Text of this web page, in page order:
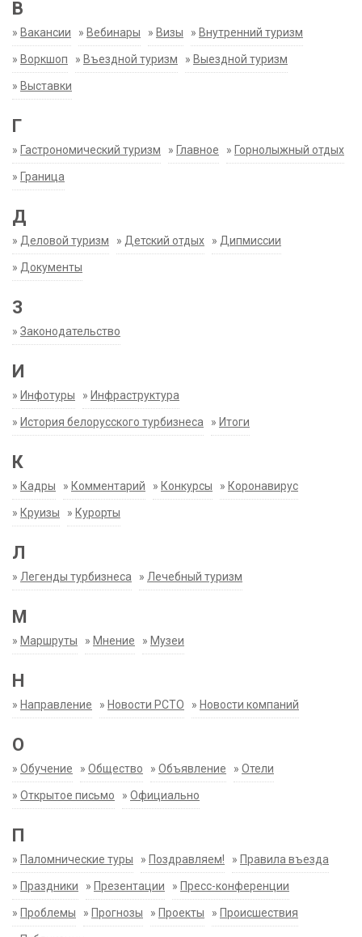
В
» Вакансии » Вебинары » Визы » Внутренний туризм
» Воркшоп » Въездной туризм » Выездной туризм
» Выставки
Г
» Гастрономический туризм » Главное » Горнолыжный отдых
» Граница
Д
» Деловой туризм » Детский отдых » Дипмиссии
» Документы
З
» Законодательство
И
» Инфотуры » Инфраструктура
» История белорусского турбизнеса » Итоги
К
» Кадры » Комментарий » Конкурсы » Коронавирус
» Круизы » Курорты
Л
» Легенды турбизнеса » Лечебный туризм
М
» Маршруты » Мнение » Музеи
Н
» Направление » Новости РСТО » Новости компаний
О
» Обучение » Общество » Объявление » Отели
» Открытое письмо » Официально
П
» Паломнические туры » Поздравляем! » Правила въезда
» Праздники » Презентации » Пресс-конференции
» Проблемы » Прогнозы » Проекты » Происшествия